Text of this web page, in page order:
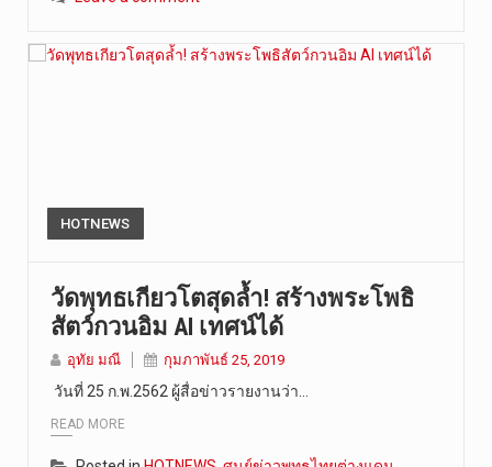
HOTNEWS
วัดพุทธเกียวโตสุดล้ำ! สร้างพระโพธิ
สัตว์กวนอิม AI เทศน์ได้
อุทัย มณี กุมภาพันธ์ 25, 2019
วันที่ 25 ก.พ.2562 ผู้สื่อข่าวรายงานว่า…
READ MORE